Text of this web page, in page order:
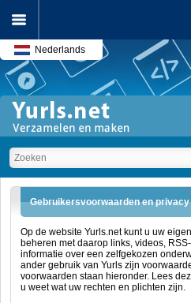
Nederlands
Gebruikersvoorwaarden en privacy
Op de website Yurls.net kunt u uw
beheren met daarop links, videos,
informatie over een zelfgekozen
ander gebruik van Yurls zijn
voorwaarden staan hieronder. Lees
u weet wat uw rechten en plichten zijn.